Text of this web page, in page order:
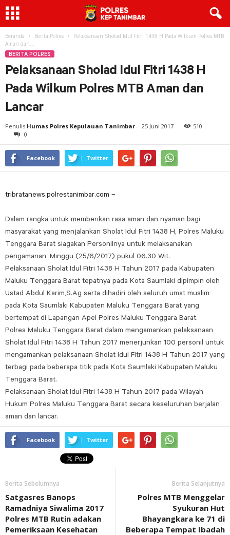
Beranda Berita Polres
Pelaksanaan Sholad Idul Fitri 1438 H Pada Wilkum Polres MTB
Aman dan...
BERITA POLRES
Pelaksanaan Sholad Idul Fitri 1438 H
Pada Wilkum Polres MTB Aman dan
Lancar
Penulis Humas Polres Kepulauan Tanimbar - 25 Juni 2017
510
0
Facebook Twitter
tribratanews.polrestanimbar.com –
Dalam rangka untuk memberikan rasa aman dan nyaman bagi
masyarakat yang menjalankan Sholat Idul Fitri 1438 H, Polres Maluku
Tenggara Barat siagakan Personilnya untuk melaksanakan
pengamanan, Minggu (25/6/2017) pukul 06.30 Wit.
Pelaksanaan Sholat Idul Fitri 1438 H Tahun 2017 pada Kabupaten
Maluku Tenggara Barat tepatnya pada Kota Saumlaki dipimpin oleh
Ustad Abdul Karim,S.Ag serta dihadiri oleh seluruh umat muslim
pada Kota Saumlaki Kabupaten Maluku Tenggara Barat yang
bertempat di Lapangan Apel Polres Maluku Tenggara Barat.
Polres Maluku Tenggara Barat dalam mengamankan pelaksanaan
Sholat Idul Fitri 1438 H Tahun 2017 menerjunkan 100 personil untuk
mengamankan pelaksanaan Sholat Idul Fitri 1438 H Tahun 2017 yang
terbagi pada beberapa titik pada Kota Saumlaki Kabupaten Maluku
Tenggara Barat.
Pelaksanaan Sholat Idul Fitri 1438 H Tahun 2017 pada Wilayah
Hukum Polres Maluku Tenggara Barat secara keseluruhan berjalan
aman dan lancar.
Facebook Twitter
Berita Sebelumnya
Satgasres Banops
Ramadniya Siwalima 2017
Polres MTB Rutin adakan
Pemeriksaan Kesehatan
Berita Selanjutnya
Polres MTB Menggelar
Syukuran Hut
Bhayangkara ke 71 di
Beberapa Tempat Ibadah